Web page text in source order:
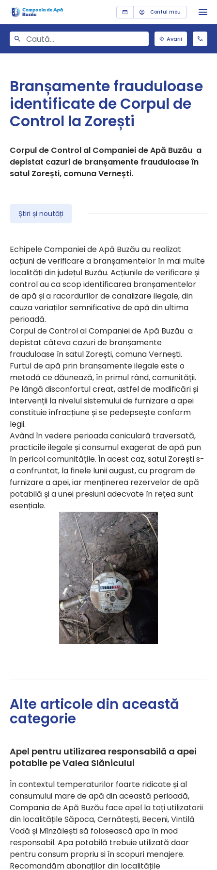
Contul meu
Avarii
Branșamente frauduloase
identificate de Corpul de
Control la Zorești
Corpul de Control al Companiei de Apă Buzău a
depistat cazuri de branșamente frauduloase în
satul Zorești, comuna Vernești.
Știri și noutăți
Echipele Companiei de Apă Buzău au realizat
acțiuni de verificare a branșamentelor în mai multe
localități din județul Buzău. Acțiunile de verificare și
control au ca scop identificarea branșamentelor
de apă și a racordurilor de canalizare ilegale, din
cauza variaților semnificative de apă din ultima
perioadă.
Corpul de Control al Companiei de Apă Buzău a
depistat câteva cazuri de branșamente
frauduloase în satul Zorești, comuna Vernești.
Furtul de apă prin branșamente ilegale este o
metodă ce dăunează, în primul rând, comunității.
Pe lângă disconfortul creat, astfel de modificări și
intervenții la nivelul sistemului de furnizare a apei
constituie infracțiune și se pedepsește conform
legii.
Având în vedere perioada caniculară traversată,
practicile ilegale și consumul exagerat de apă pun
în pericol comunitățile. În acest caz, satul Zorești s-
a confruntat, la finele lunii august, cu program de
furnizare a apei, iar menținerea rezervelor de apă
potabilă și a unei presiuni adecvate în rețea sunt
esențiale.
Alte articole din această
categorie
Apel pentru utilizarea responsabilă a apei
potabile pe Valea Slănicului
În contextul temperaturilor foarte ridicate și al
consumului mare de apă din această perioadă,
Compania de Apă Buzău face apel la toți utilizatorii
din localitățile Săpoca, Cernătești, Beceni, Vintilă
Vodă și Mînzălești să folosească apa în mod
responsabil. Apa potabilă trebuie utilizată doar
pentru consum propriu si în scopuri menajere.
Recomandăm abonaților din localitățile